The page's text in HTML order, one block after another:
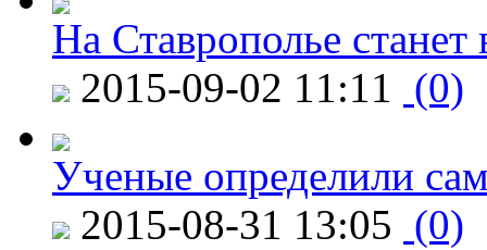
На Ставрополье
2015-09-02 11:11 (0)
Ученые определили
2015-08-31 13:05 (0)